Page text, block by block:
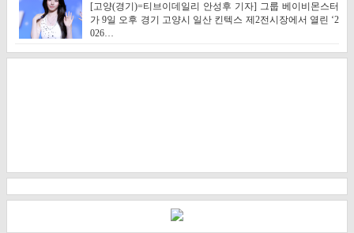
[고양(경기)=티브이데일리 안성후 기자] 그룹 베이비몬스터
가 9일 오후 경기 고양시 일산 킨텍스 제2전시장에서 열린 ‘2
026…